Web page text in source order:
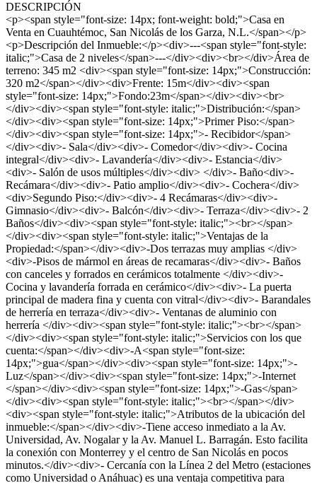
DESCRIPCIÓN
<p><span style="font-size: 14px; font-weight: bold;">Casa en
Venta en Cuauhtémoc, San Nicolás de los Garza, N.L.</span></p>
<p>Descripción del Inmueble:</p><div>---<span style="font-style:
italic;">Casa de 2 niveles</span>---</div><div><br></div>Área de
terreno: 345 m2 <div><span style="font-size: 14px;">Construcción:
320 m2</span></div><div>Frente: 15m</div><div><span
style="font-size: 14px;">Fondo:23m</span></div><div><br>
</div><div><span style="font-style: italic;">Distribución:</span>
</div><div><span style="font-size: 14px;">Primer Piso:</span>
</div><div><span style="font-size: 14px;">- Recibidor</span>
</div><div>- Sala</div><div>- Comedor</div><div>- Cocina
integral</div><div>- Lavandería</div><div>- Estancia</div>
<div>- Salón de usos múltiples</div><div> </div>- Baño<div>-
Recámara</div><div>- Patio amplio</div><div>- Cochera</div>
<div>Segundo Piso:</div><div>- 4 Recámaras</div><div>-
Gimnasio</div><div>- Balcón</div><div>- Terraza</div><div>- 2
Baños</div><div><span style="font-style: italic;"><br></span>
</div><div><span style="font-style: italic;">Ventajas de la
Propiedad:</span></div><div>-Dos terrazas muy amplias </div>
<div>-Pisos de mármol en áreas de recamaras</div><div>- Baños
con canceles y forrados en cerámicos totalmente </div><div>-
Cocina y lavandería forrada en cerámico</div><div>- La puerta
principal de madera fina y cuenta con vitral</div><div>- Barandales
de herrería en terraza</div><div>- Ventanas de aluminio con
herrería </div><div><span style="font-style: italic;"><br></span>
</div><div><span style="font-style: italic;">Servicios con los que
cuenta:</span></div><div>-A<span style="font-size:
14px;">gua</span></div><div><span style="font-size: 14px;">-
Luz</span></div><div><span style="font-size: 14px;">-Internet
</span></div><div><span style="font-size: 14px;">-Gas</span>
</div><div><span style="font-style: italic;"><br></span></div>
<div><span style="font-style: italic;">Atributos de la ubicación del
inmueble:</span></div><div>-Tiene acceso inmediato a la Av.
Universidad, Av. Nogalar y la Av. Manuel L. Barragán. Esto facilita
la conexión con Monterrey y el centro de San Nicolás en pocos
minutos.</div><div>- Cercanía con la Línea 2 del Metro (estaciones
como Universidad o Anáhuac) es una ventaja competitiva para